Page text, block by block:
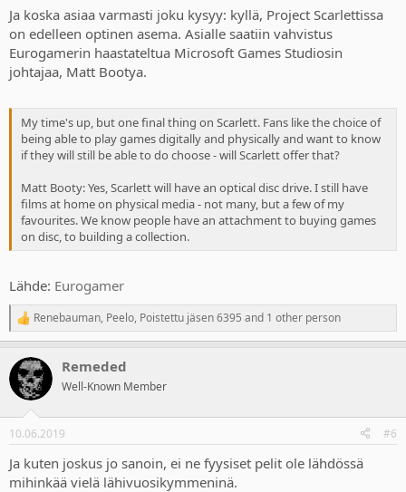
Ja koska asiaa varmasti joku kysyy: kyllä, Project Scarlettissa
on edelleen optinen asema. Asialle saatiin vahvistus
Eurogamerin haastateltua Microsoft Games Studiosin
johtajaa, Matt Bootya.
My time's up, but one final thing on Scarlett. Fans like the choice of
being able to play games digitally and physically and want to know
if they will still be able to do choose - will Scarlett offer that?
Matt Booty: Yes, Scarlett will have an optical disc drive. I still have
films at home on physical media - not many, but a few of my
favourites. We know people have an attachment to buying games
on disc, to building a collection.
Lähde: Eurogamer
R
e
c
t
i
s
Renebauman, Peelo, Poistettu jäsen 6395 and 1 other person
Remeded
Well-Known Member
10.06.2019 #6
Ja kuten joskus jo sanoin, ei ne fyysiset pelit ole lähdössä
mihinkää vielä lähivuosikymmeninä.